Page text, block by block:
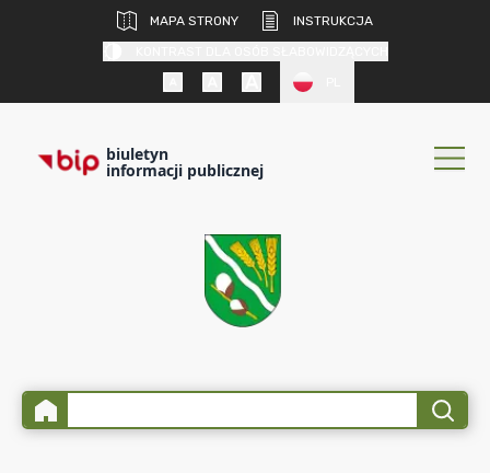
MAPA STRONY
INSTRUKCJA
biuletyn
informacji publicznej